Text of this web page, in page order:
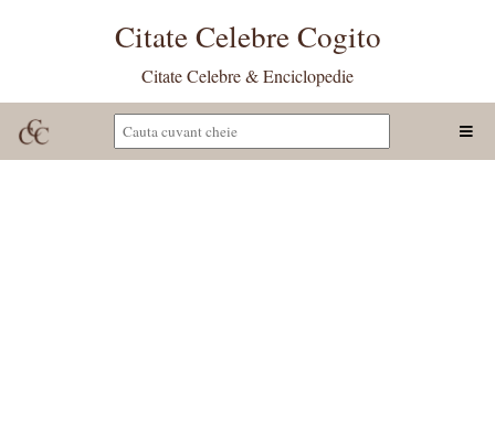
Citate Celebre Cogito
Citate Celebre & Enciclopedie